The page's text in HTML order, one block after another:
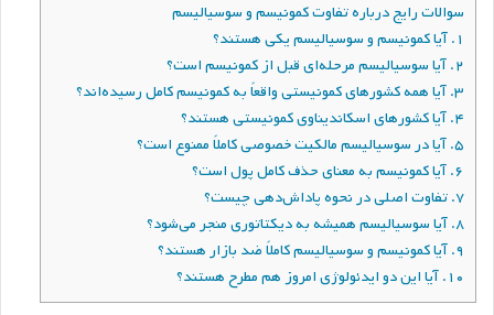
سوالات رایج درباره تفاوت کمونیسم و سوسیالیسم
۱. آیا کمونیسم و سوسیالیسم یکی هستند؟
۲. آیا سوسیالیسم مرحله‌ای قبل از کمونیسم است؟
۳. آیا همه کشورهای کمونیستی واقعاً به کمونیسم کامل رسیده‌اند؟
۴. آیا کشورهای اسکاندیناوی کمونیستی هستند؟
۵. آیا در سوسیالیسم مالکیت خصوصی کاملاً ممنوع است؟
۶. آیا کمونیسم به معنای حذف کامل پول است؟
۷. تفاوت اصلی در نحوه پاداش‌دهی چیست؟
۸. آیا سوسیالیسم همیشه به دیکتاتوری منجر می‌شود؟
۹. آیا کمونیسم و سوسیالیسم کاملاً ضد بازار هستند؟
۱۰. آیا این دو ایدئولوژی امروز هم مطرح هستند؟